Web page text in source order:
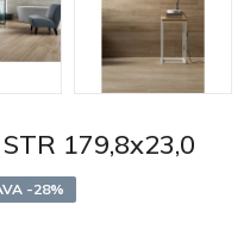
179,8x23,0
-28%